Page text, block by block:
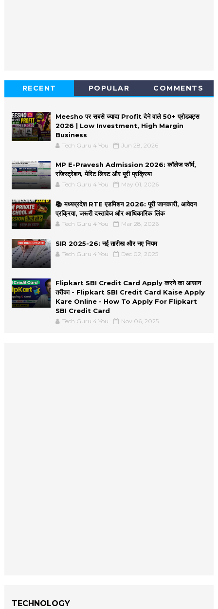
RECENT POPULAR COMMENTS
Meesho पर सबसे ज्यादा Profit देने वाले 50+ प्रोडक्ट्स
2026 | Low Investment, High Margin
Business
Tech Guru 4 You Jun 28, 2026
MP E-Pravesh Admission 2026: कॉलेज फॉर्म,
रजिस्ट्रेशन, मेरिट लिस्ट और पूरी प्रक्रिया
Tech Guru 4 You May 01, 2026
📚 मध्यप्रदेश RTE एडमिशन 2026: पूरी जानकारी, आवेदन
प्रक्रिया, जरूरी दस्तावेज और आधिकारिक लिंक
Tech Guru 4 You Mar 28, 2026
SIR 2025-26: नई तारीख और नए नियम
Tech Guru 4 You Dec 02, 2025
Flipkart SBI Credit Card Apply करने का आसान
तरीका - Flipkart SBI Credit Card Kaise Apply
Kare Online - How To Apply For Flipkart
SBI Credit Card
Tech Guru 4 You Nov 06, 2025
TECHNOLOGY